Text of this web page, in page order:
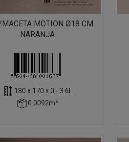
MOTION Ø18 CM
NARANJA
180 x 170 x 0 - 3.6L
0.0092m³